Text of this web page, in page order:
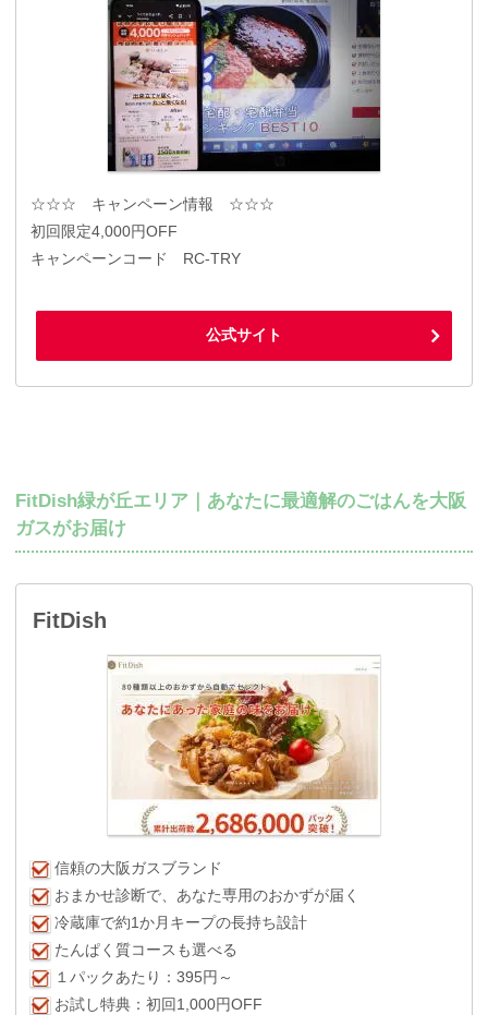
☆☆☆ キャンペーン情報 ☆☆☆
初回限定4,000円OFF
キャンペーンコード RC-TRY
公式サイト
FitDish緑が丘エリア｜あなたに最適解のごはんを大阪
ガスがお届け
FitDish
信頼の大阪ガスブランド
おまかせ診断で、あなた専用のおかずが届く
冷蔵庫で約1か月キープの長持ち設計
たんぱく質コースも選べる
１パックあたり：395円～
お試し特典：初回1,000円OFF